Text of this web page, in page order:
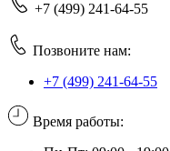
+7 (499) 241-64-55
Позвоните нам:
+7 (499) 241-64-55
Время работы: